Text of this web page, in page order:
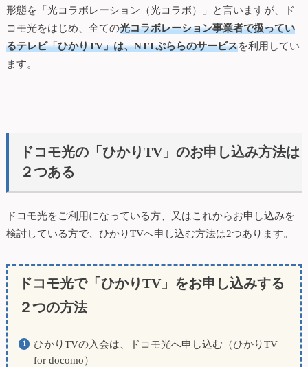
特有の特徴（メリット・デメリット）もありますので解説し
ていきます。【光コラボレーション】って何？全国規模で展
開している光回...
形態を「光コラボレーション（光コラボ）」と言いますが、ド
コモ光をはじめ、全ての光コラボレーション事業者で扱ってい
るテレビ「ひかりTV」は、NTTぷららのサービスを利用してい
ます。
ドコモ光の「ひかりTV」のお申し込み方法は
２つある
ドコモ光をご利用になっている方、又はこれからお申し込みを
検討している方で、ひかりTVへ申し込む方法は2つあります。
ドコモ光で「ひかりTV」をお申し込みする
２つの方法
ひかりTVの入会は、ドコモ光へ申し込む（ひかりTV
for docomo）